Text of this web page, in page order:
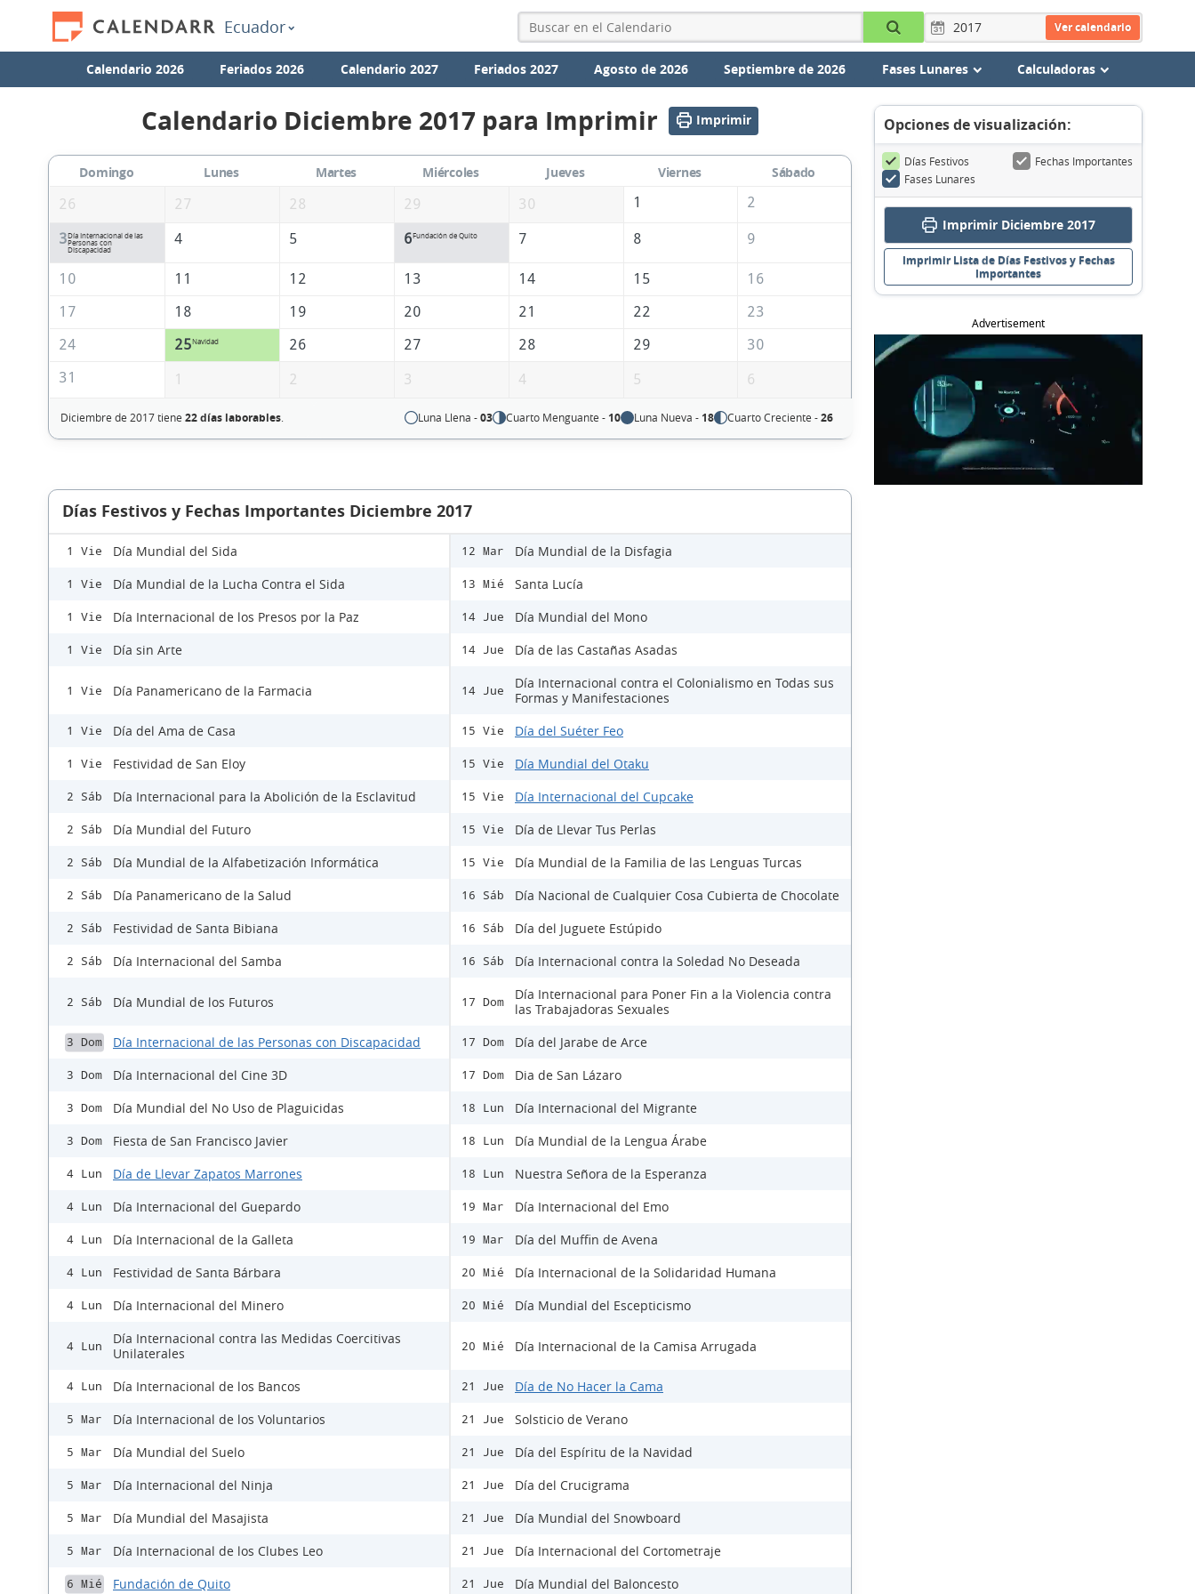
Ecuador Ver calendario
Calendario 2026 Feriados 2026 Calendario 2027 Feriados 2027 Agosto de 2026 Septiembre de 2026 Fases Lunares Calculadoras
Calendario Diciembre 2017 para Imprimir Imprimir
Domingo Lunes Martes Miércoles Jueves Viernes
Sábado
26
27 28 29 30 1 2
3Día Internacional de las
Personas con
Discapacidad
4 5 6Fundación de Quito 7 8 9
10 11 12 13 14 15
16
17
18 19 20 21 22
23
24
25Navidad 26 27 28 29
30
31
1 2 3 4 5 6
Diciembre de 2017 tiene 22 días laborables. Luna Llena -03 Cuarto Menguante - 10 Luna Nueva - 18 Cuarto Creciente -26
Días Festivos y Fechas Importantes Diciembre 2017
1 Vie Día Mundial del Sida
1 Vie Día Mundial de la Lucha Contra el Sida
1 Vie Día Internacional de los Presos por la Paz
1 Vie Día sin Arte
1 Vie Día Panamericano de la Farmacia
1 Vie Día del Ama de Casa
1 Vie Festividad de San Eloy
2 Sáb Día Internacional para la Abolición de la Esclavitud
2 Sáb Día Mundial del Futuro
2 Sáb Día Mundial de la Alfabetización Informática
2 Sáb Día Panamericano de la Salud
2 Sáb Festividad de Santa Bibiana
2 Sáb Día Internacional del Samba
2 Sáb Día Mundial de los Futuros
3 Dom Día Internacional de las Personas con Discapacidad
3 Dom Día Internacional del Cine 3D
3 Dom Día Mundial del No Uso de Plaguicidas
3 Dom Fiesta de San Francisco Javier
4 Lun Día de Llevar Zapatos Marrones
4 Lun Día Internacional del Guepardo
4 Lun Día Internacional de la Galleta
4 Lun Festividad de Santa Bárbara
4 Lun Día Internacional del Minero
4 Lun
Día Internacional contra las Medidas Coercitivas
Unilaterales
4 Lun Día Internacional de los Bancos
5 Mar Día Internacional de los Voluntarios
5 Mar Día Mundial del Suelo
5 Mar Día Internacional del Ninja
5 Mar Día Mundial del Masajista
5 Mar Día Internacional de los Clubes Leo
6 Mié Fundación de Quito
12 Mar Día Mundial de la Disfagia
13 Mié Santa Lucía
14 Jue Día Mundial del Mono
14 Jue Día de las Castañas Asadas
14 Jue
Día Internacional contra el Colonialismo en Todas sus
Formas y Manifestaciones
15 Vie Día del Suéter Feo
15 Vie Día Mundial del Otaku
15 Vie Día Internacional del Cupcake
15 Vie Día de Llevar Tus Perlas
15 Vie Día Mundial de la Familia de las Lenguas Turcas
16 Sáb Día Nacional de Cualquier Cosa Cubierta de Chocolate
16 Sáb Día del Juguete Estúpido
16 Sáb Día Internacional contra la Soledad No Deseada
17 Dom
Día Internacional para Poner Fin a la Violencia contra
las Trabajadoras Sexuales
17 Dom Día del Jarabe de Arce
17 Dom Dia de San Lázaro
18 Lun Día Internacional del Migrante
18 Lun Día Mundial de la Lengua Árabe
18 Lun Nuestra Señora de la Esperanza
19 Mar Día Internacional del Emo
19 Mar Día del Muffin de Avena
20 Mié Día Internacional de la Solidaridad Humana
20 Mié Día Mundial del Escepticismo
20 Mié Día Internacional de la Camisa Arrugada
21 Jue Día de No Hacer la Cama
21 Jue Solsticio de Verano
21 Jue Día del Espíritu de la Navidad
21 Jue Día del Crucigrama
21 Jue Día Mundial del Snowboard
21 Jue Día Internacional del Cortometraje
21 Jue Día Mundial del Baloncesto
Opciones de visualización:
Días Festivos
Fechas Importantes
Fases Lunares
Imprimir Diciembre 2017
Imprimir Lista de Días Festivos y Fechas
Importantes
Advertisement